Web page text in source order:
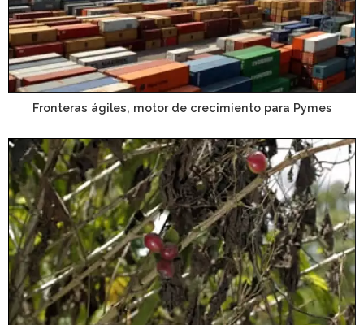
Fronteras ágiles, motor de crecimiento para Pymes